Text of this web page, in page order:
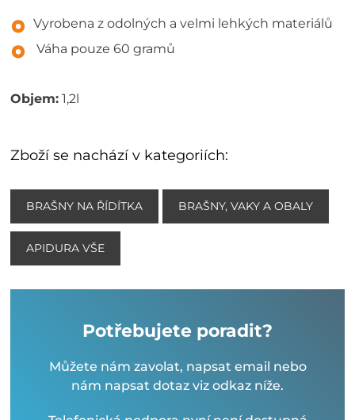
Vyrobena z odolných a velmi lehkých materiálů
Váha pouze 60 gramů
Objem: 1,2l
Zboží se nachází v kategoriích:
BRAŠNY NA ŘÍDÍTKA BRAŠNY, VAKY A OBALY
APIDURA VŠE
Potřebujete poradit?
Můžete nám zavolat, napsat email nebo
nám napsat dotaz viz odkaz níže.